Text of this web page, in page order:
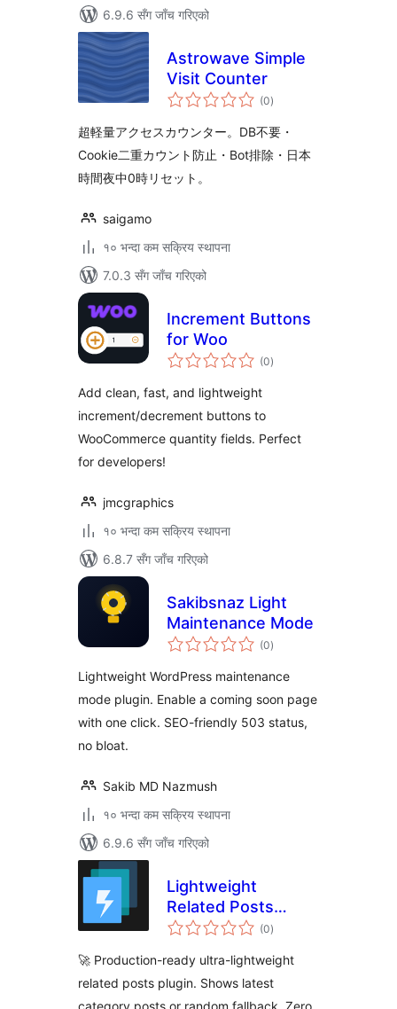
6.9.6 सँग जाँच गरिएको
Astrowave Simple
Visit Counter
(0कुल
रेटिङ्गहरू
)
超軽量アクセスカウンター。DB不要・
Cookie二重カウント防止・Bot排除・日本
時間夜中0時リセット。
saigamo
१० भन्दा कम सक्रिय स्थापना
7.0.3 सँग जाँच गरिएको
Increment Buttons
for Woo
(0कुल
रेटिङ्गहरू
)
Add clean, fast, and lightweight
increment/decrement buttons to
WooCommerce quantity fields. Perfect
for developers!
jmcgraphics
१० भन्दा कम सक्रिय स्थापना
6.8.7 सँग जाँच गरिएको
Sakibsnaz Light
Maintenance Mode
(0कुल
रेटिङ्गहरू
)
Lightweight WordPress maintenance
mode plugin. Enable a coming soon page
with one click. SEO-friendly 503 status,
no bloat.
Sakib MD Nazmush
१० भन्दा कम सक्रिय स्थापना
6.9.6 सँग जाँच गरिएको
Lightweight
Related Posts
BCTeam
(0कुल
रेटिङ्गहरू
)
🚀 Production-ready ultra-lightweight
related posts plugin. Shows latest
category posts or random fallback. Zero